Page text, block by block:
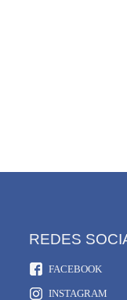
FACEBOOK
INSTAGRAM
REDES